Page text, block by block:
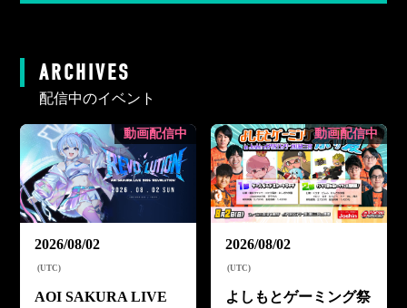
ARCHIVES
配信中のイベント
動画配信中
2026/08/02
(UTC)
AOI SAKURA LIVE
動画配信中
2026/08/02
(UTC)
よしもとゲーミング祭